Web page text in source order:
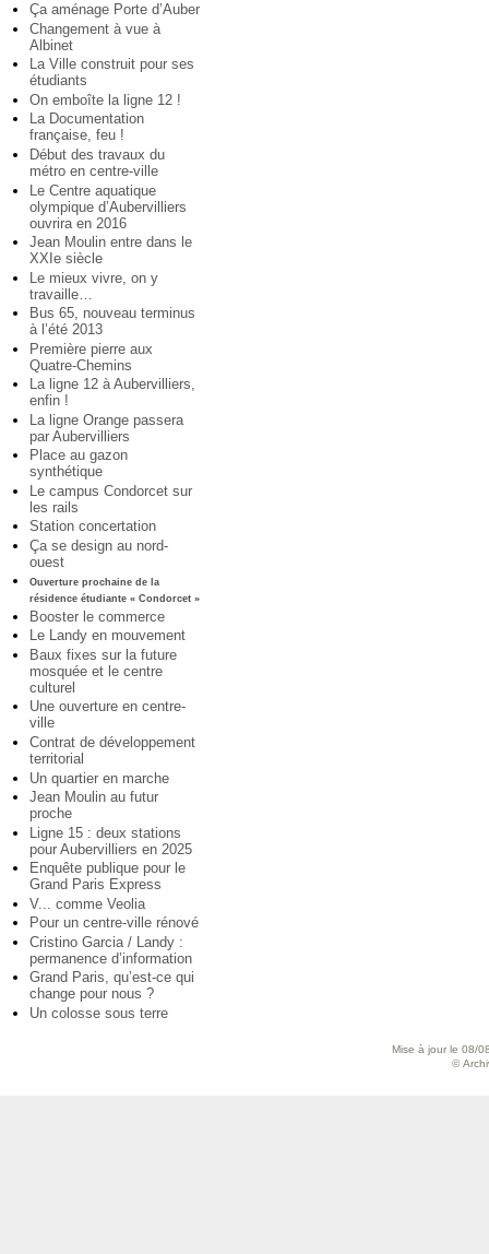
Ça aménage Porte d’Auber
Changement à vue à
Albinet
La Ville construit pour ses
étudiants
On emboîte la ligne 12 !
La Documentation
française, feu !
Début des travaux du
métro en centre-ville
Le Centre aquatique
olympique d’Aubervilliers
ouvrira en 2016
Jean Moulin entre dans le
XXIe siècle
Le mieux vivre, on y
travaille…
Bus 65, nouveau terminus
à l’été 2013
Première pierre aux
Quatre-Chemins
La ligne 12 à Aubervilliers,
enfin !
La ligne Orange passera
par Aubervilliers
Place au gazon
synthétique
Le campus Condorcet sur
les rails
Station concertation
Ça se design au nord-
ouest
Ouverture prochaine de la
résidence étudiante « Condorcet »
Booster le commerce
Le Landy en mouvement
Baux fixes sur la future
mosquée et le centre
culturel
Une ouverture en centre-
ville
Contrat de développement
territorial
Un quartier en marche
Jean Moulin au futur
proche
Ligne 15 : deux stations
pour Aubervilliers en 2025
Enquête publique pour le
Grand Paris Express
V... comme Veolia
Pour un centre-ville rénové
Cristino Garcia / Landy :
permanence d’information
Grand Paris, qu’est-ce qui
change pour nous ?
Un colosse sous terre
Mise à jour le 08/
©